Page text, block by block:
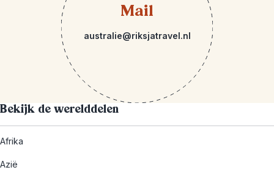
Mail
australie@riksjatravel.nl
Bekijk de werelddelen
Afrika
Azië